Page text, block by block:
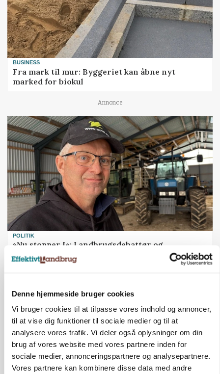
Denne hjemmeside bruger cookies
Vi bruger cookies til at tilpasse vores indhold og annoncer,
til at vise dig funktioner til sociale medier og til at
analysere vores trafik. Vi deler også oplysninger om din
brug af vores website med vores partnere inden for
sociale medier, annonceringspartnere og analysepartnere.
Vores partnere kan kombinere disse data med andre
BUSINESS
Fra mark til mur: Byggeriet kan åbne nyt
marked for biokul
Annonce
POLITIK
»Nu stopper I«: Landbrugsdebattør og
protestgruppe vil demonstrere mod ny
gødskningslov
POLITIK
Folketinget behandler ny gødskningslov: Sådan
kan den ændre din bedrift fra 2027
Annonce
Loading...